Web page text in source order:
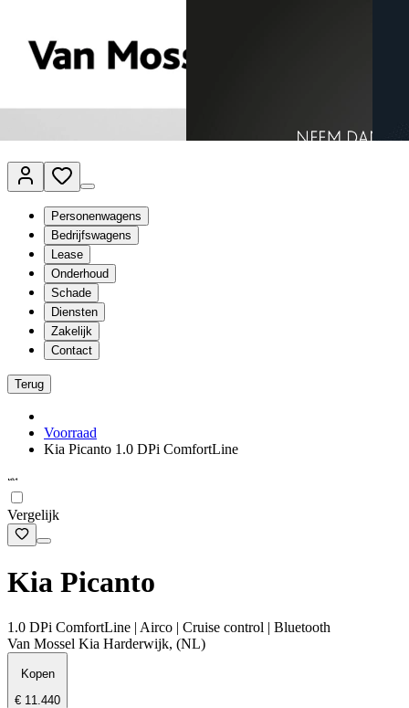
Vestigingen
Werkplaatsplanner
Vacatures
nl- Nederlands
Personenwagens
Bedrijfswagens
Lease
Onderhoud
Schade
Diensten
Zakelijk
Contact
Terug
Voorraad
Kia Picanto 1.0 DPi ComfortLine
Vergelijk
Kia Picanto
1.0 DPi ComfortLine | Airco | Cruise control | Bluetooth
Van Mossel Kia Harderwijk, (NL)
Kopen
€ 11.440